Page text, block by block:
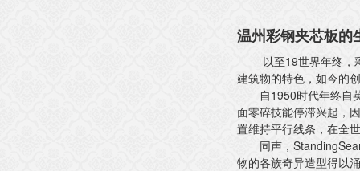
温州彩钢夹芯板的
以至19世界年终，彩
建筑物的特色，如今的
自1950时代年终自英国
面零碎技能停滞兴起，
置维持平行线条，在全
同声，StandingSeam
物的各族奇异造型得以涌